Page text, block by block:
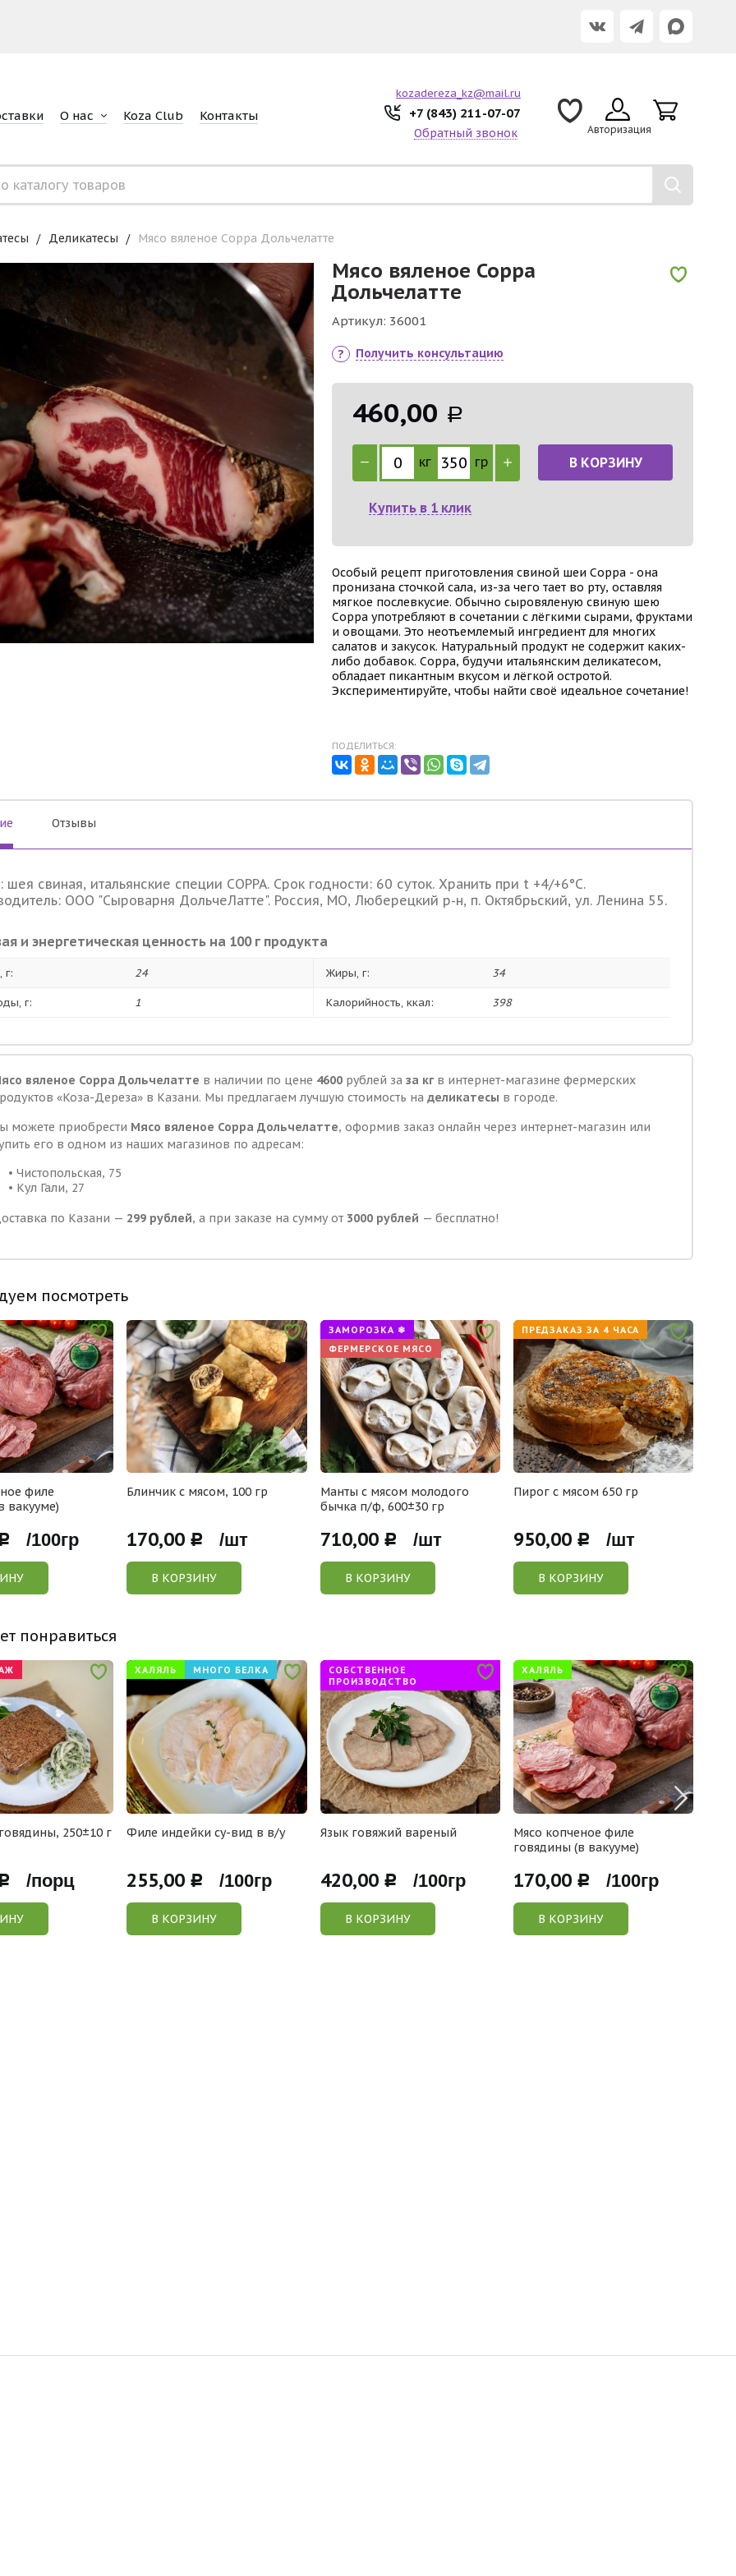
О нас Koza Club Контакты
kozadereza_kz@mail.ru
+7 (843) 211-07-07
Обратный звонок Авторизация
Деликатесы Мясо вяленое Сорра Дольчелатте
Мясо вяленое Сорра
Дольчелатте
Артикул: 36001
Получить консультацию
460,00 Р
кг гр В КОРЗИНУ
Купить в 1 клик
Особый рецепт приготовления свиной шеи Coppa - она
пронизана сточкой сала, из-за чего тает во рту, оставляя
мягкое послевкусие. Обычно сыровяленую свиную шею
Coppa употребляют в сочетании с лёгкими сырами, фруктами
и овощами. Это неотъемлемый ингредиент для многих
салатов и закусок. Натуральный продукт не содержит каких-
либо добавок. Coppa, будучи итальянским деликатесом,
обладает пикантным вкусом и лёгкой остротой.
Экспериментируйте, чтобы найти своё идеальное сочетание!
ПОДЕЛИТЬСЯ:
Отзывы
шея свиная, итальянские специи СОРРА. Срок годности: 60 суток. Хранить при t +4/+6°С.
ООО "Сыроварня ДольчеЛатте". Россия, МО, Люберецкий р-н, п. Октябрьский, ул. Ленина 55.
и энергетическая ценность на 100 г продукта
г: 24 Жиры, г: 34
г: 1 Калорийность, ккал: 398
вяленое Сорра Дольчелатте в наличии по цене 4600 рублей за за кг в интернет-магазине фермерских
«Коза-Дереза» в Казани. Мы предлагаем лучшую стоимость на деликатесы в городе.
можете приобрести Мясо вяленое Сорра Дольчелатте, оформив заказ онлайн через интернет-магазин или
его в одном из наших магазинов по адресам:
• Чистопольская, 75
• Кул Гали, 27
по Казани — 299 рублей, а при заказе на сумму от 3000 рублей — бесплатно!
посмотреть
филе
вакууме)
/100гр
Блинчик с мясом, 100 гр
170,00 Р /шт
В КОРЗИНУ
ЗАМОРОЗКА ❄
ФЕРМЕРСКОЕ МЯСО
Манты с мясом молодого
бычка п/ф, 600±30 гр
710,00 Р /шт
В КОРЗИНУ
ПРЕДЗАКАЗ ЗА 4 ЧАСА
Пирог с мясом 650 гр
950,00 Р /шт
В КОРЗИНУ
понравиться
250±10 г
/порц
ХАЛЯЛЬ МНОГО БЕЛКА
Филе индейки су-вид в в/у
255,00 Р /100гр
В КОРЗИНУ
СОБСТВЕННОЕ
ПРОИЗВОДСТВО
Язык говяжий вареный
420,00 Р /100гр
В КОРЗИНУ
ХАЛЯЛЬ
Мясо копченое филе
говядины (в вакууме)
170,00 Р /100гр
В КОРЗИНУ